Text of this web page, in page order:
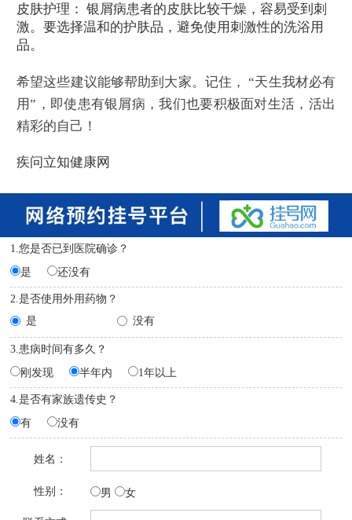
皮肤护理： 银屑病患者的皮肤比较干燥，容易受到刺
激。要选择温和的护肤品，避免使用刺激性的洗浴用
品。
希望这些建议能够帮助到大家。记住， “天生我材必有
用”，即使患有银屑病，我们也要积极面对生活，活出
精彩的自己！
疾问立知健康网
1.您是否已到医院确诊？
是
还没有
2.是否使用外用药物？
是
没有
3.患病时间有多久？
刚发现
半年内 1年以上
4.是否有家族遗传史？
有
没有
姓名：
性别： 男 女